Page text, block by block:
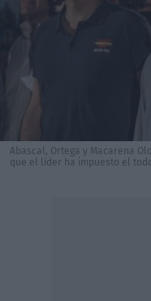
Abascal, Ortega y Macarena
que el líder ha impuesto el